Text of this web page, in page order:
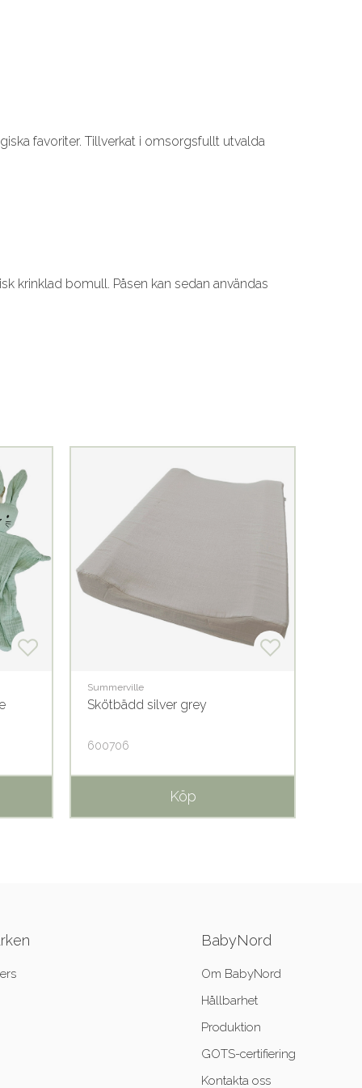
favoriter. Tillverkat i omsorgsfullt utvalda
krinklad bomull. Påsen kan sedan användas
Summerville
Skötbädd silver grey
600706
Köp
BabyNord
Om BabyNord
Hållbarhet
Produktion
GOTS-certifiering
Kontakta oss